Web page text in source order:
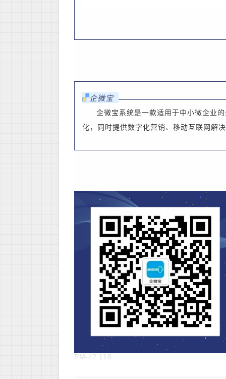
企微宝
企微宝系统是一款适用于中小微企业
化，同时提供数字化营销、移动互联网解
PM-42.110